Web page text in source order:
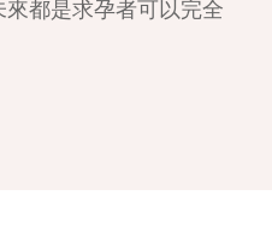
都是求孕者可以完全